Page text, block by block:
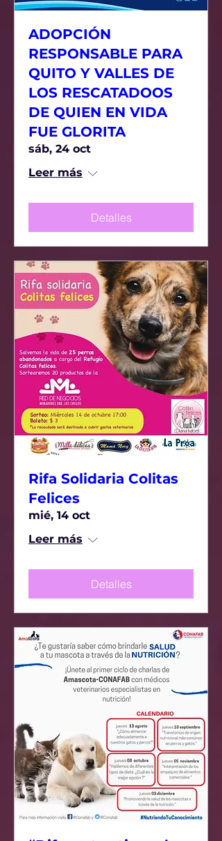
ADOPCIÓN
RESPONSABLE PARA
QUITO Y VALLES DE
LOS RESCATADOOS
DE QUIEN EN VIDA
FUE GLORITA
sáb, 24 oct
Leer más
Detalles
Rifa Solidaria Colitas
Felices
mié, 14 oct
Leer más
Detalles